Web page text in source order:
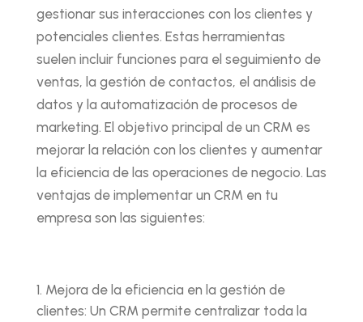
gestionar sus interacciones con los clientes y
potenciales clientes. Estas herramientas
suelen incluir funciones para el seguimiento de
ventas, la gestión de contactos, el análisis de
datos y la automatización de procesos de
marketing. El objetivo principal de un CRM es
mejorar la relación con los clientes y aumentar
la eficiencia de las operaciones de negocio. Las
ventajas de implementar un CRM en tu
empresa son las siguientes:
Mejora de la eficiencia en la gestión de
clientes: Un CRM permite centralizar toda la